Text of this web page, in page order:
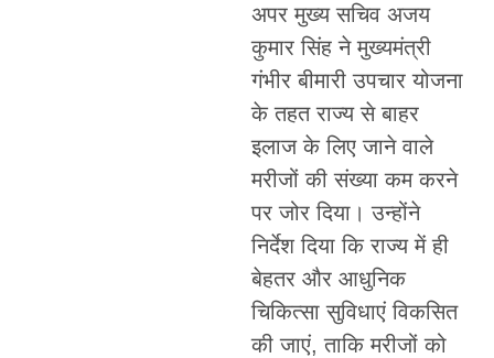
अपर मुख्य सचिव अजय
कुमार सिंह ने मुख्यमंत्री
गंभीर बीमारी उपचार योजना
के तहत राज्य से बाहर
इलाज के लिए जाने वाले
मरीजों की संख्या कम करने
पर जोर दिया। उन्होंने
निर्देश दिया कि राज्य में ही
बेहतर और आधुनिक
चिकित्सा सुविधाएं विकसित
की जाएं, ताकि मरीजों को